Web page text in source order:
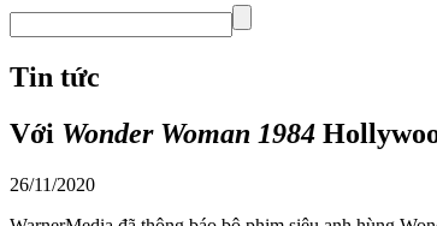
Tin tức
Với Wonder Woman 1984
26/11/2020